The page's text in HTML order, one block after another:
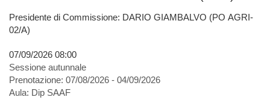
Presidente di Commissione: DARIO GIAMBALVO (PO AGRI-
02/A)
07/09/2026 08:00
Sessione autunnale
Prenotazione: 07/08/2026 - 04/09/2026
Aula: Dip SAAF